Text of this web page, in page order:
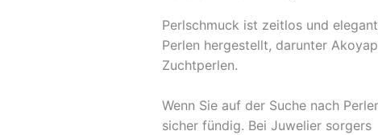
Perlschmuck ist zeitlos und
Perlen hergestellt, darunter
Zuchtperlen.
Wenn Sie auf der Suche nach
sicher fündig. Bei Juwelier